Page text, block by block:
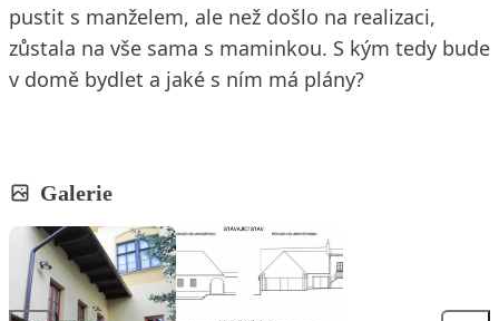
pustit s manželem, ale než došlo na realizaci,
zůstala na vše sama s maminkou. S kým tedy bude
v domě bydlet a jaké s ním má plány?
Galerie